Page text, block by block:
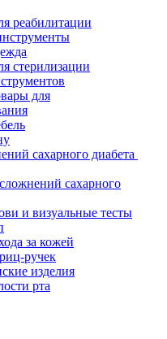
реабилитации
стерилизации
для
сахарного диабета
сахарного
и визуальные тесты
за кожей
ручек
изделия
рта